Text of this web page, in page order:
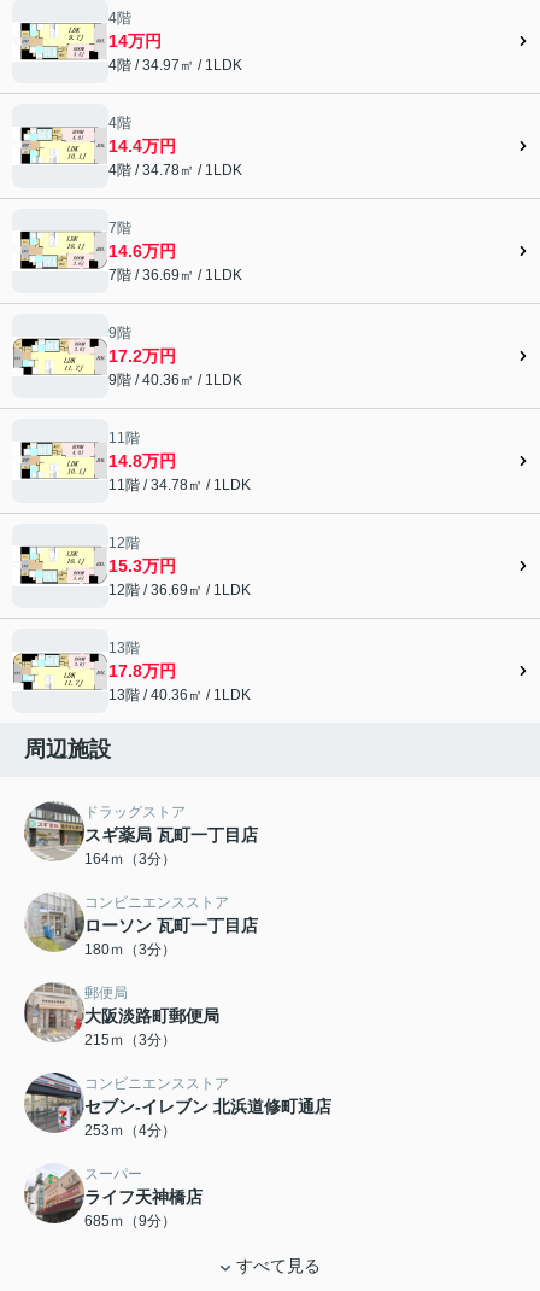
4階
14万円
4階 / 34.97㎡ / 1LDK
4階
14.4万円
4階 / 34.78㎡ / 1LDK
7階
14.6万円
7階 / 36.69㎡ / 1LDK
9階
17.2万円
9階 / 40.36㎡ / 1LDK
11階
14.8万円
11階 / 34.78㎡ / 1LDK
12階
15.3万円
12階 / 36.69㎡ / 1LDK
13階
17.8万円
13階 / 40.36㎡ / 1LDK
周辺施設
ドラッグストア
スギ薬局 瓦町一丁目店
164ｍ（3分）
コンビニエンスストア
ローソン 瓦町一丁目店
180ｍ（3分）
郵便局
大阪淡路町郵便局
215ｍ（3分）
コンビニエンスストア
セブン-イレブン 北浜道修町通店
253ｍ（4分）
スーパー
ライフ天神橋店
685ｍ（9分）
すべて見る